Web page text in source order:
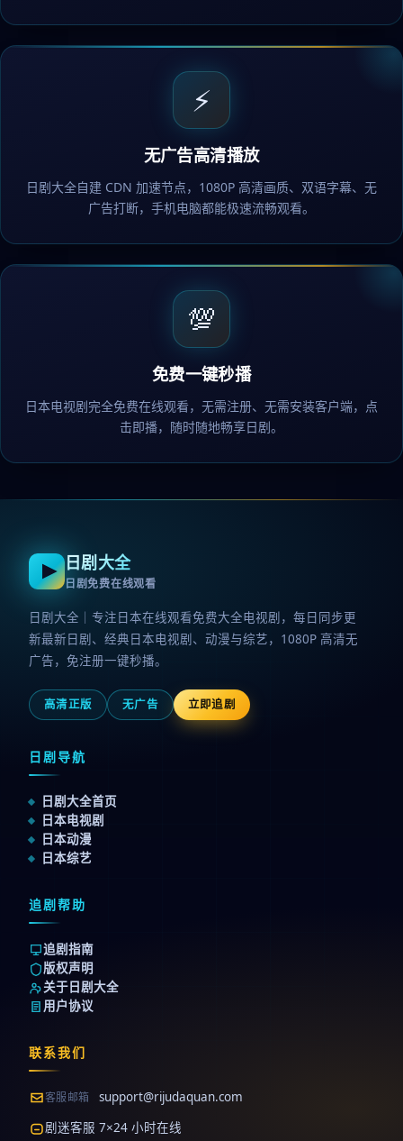
⚡
无广告高清播放
日剧大全自建 CDN 加速节点，1080P 高清画质、双语字幕、无
广告打断，手机电脑都能极速流畅观看。
💯
免费一键秒播
日本电视剧完全免费在线观看，无需注册、无需安装客户端，点
击即播，随时随地畅享日剧。
日剧大全
日剧免费在线观看
日剧大全｜专注日本在线观看免费大全电视剧，每日同步更
新最新日剧、经典日本电视剧、动漫与综艺，1080P 高清无
广告，免注册一键秒播。
高清正版 无广告 立即追剧
日剧导航
日剧大全首页
日本电视剧
日本动漫
日本综艺
追剧帮助
追剧指南
版权声明
关于日剧大全
用户协议
联系我们
客服邮箱
support@rijudaquan.com
剧迷客服 7×24 小时在线